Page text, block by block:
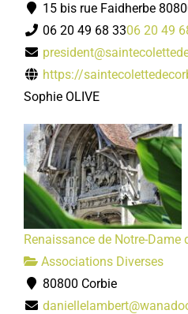
15 bis rue Faidherbe
06 20 49 68 3306 20 49
https://
Sophie OLIVE
Renaissance de Notre-Dame
Associations Diverses
80800 Corbie